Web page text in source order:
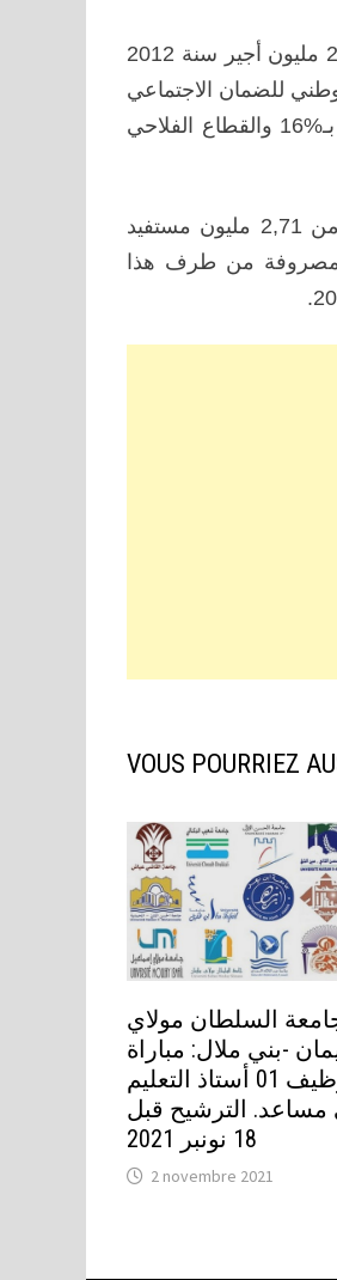
من جهة أخرى، قال سهيل إن الصندوق الوطني للضمان الاجتماعي استطاع تأمين 2,71 مليون أجير سنة 2012
الوطني للضمان الاجتماعي
موزعون على قطاع الصناعة التحويلية بـ%21، ثم قطاع البناء بـ%17، وقطاع التجارة بـ%16 والقطاع الفلاحي
أما المستفيدون من الصندوق الوطني لمنظمات الاحتياط الاجتماعي٬ فارتفع عددهم من 2,71 مليون مستفيد
مبلغ التعويضات المصروفة من طرف هذا
VOUS POURRIEZ
السلطان مولاي
-بني ملال: مباراة
توظيف 01 أستاذ التعليم
مساعد. الترشيح قبل
18 نونبر 2021
2 novembre 2021